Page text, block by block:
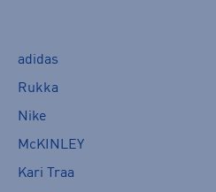
adidas
Rukka
Nike
McKINLEY
Kari Traa